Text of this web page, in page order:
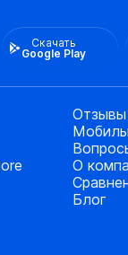
Скачать
Google Play
Отзывы
О
Блог